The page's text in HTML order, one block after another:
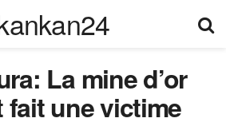
La mine d’or
fait une victime